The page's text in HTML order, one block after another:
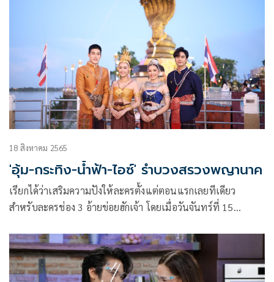
18 สิงหาคม 2565
'อุ้ม-กระทิง-น้ำฟ้า-ไอซ์' รำบวงสรวงพญานาค
เรียกได้ว่าเสริมความปังให้ละครตั้งแต่ตอนแรกเลยทีเดียว
สำหรับละครช่อง 3 อ้ายข่อยฮักเจ้า โดยเมื่อวันจันทร์ที่ 15
แรก ด้วยเรื่องราวของละครที่เล่าถึงวิถีชีวิต ความเชื่อ และ
ประเพณีของชาวอีสาน จึงทำให้ผู้จัดละครมือทองแห่งค่ายเลิฟ
ดราม่า ไก่-วรายุฑ มิลินทจินดา ถือฤกษ์ดียามดีวันละครออนแอร์